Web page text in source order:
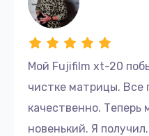
Мой Fujifilm xt-20
чистке матрицы. Все
качественно. Теперь
новенький. Я